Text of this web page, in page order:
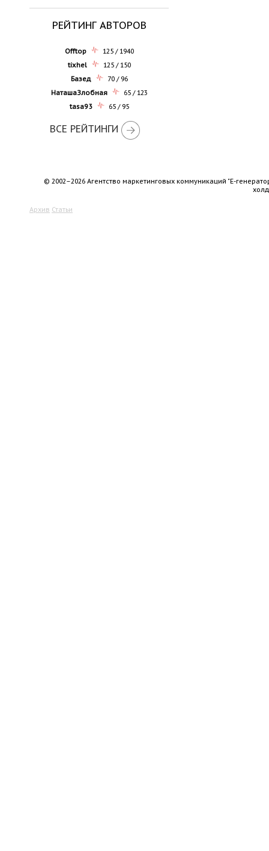
РЕЙТИНГ АВТОРОВ
Offtop
125 / 1940
tixhel
125 / 150
Базед
70 / 96
НаташаЗлобная
65 / 123
tasa93
65 / 95
ВСЕ РЕЙТИНГИ
© 2002–2026 Агентство маркетинговых коммуникаций "Е-
Архив Статьи